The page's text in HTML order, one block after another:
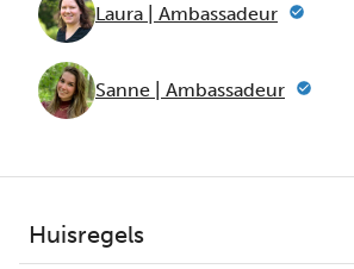
Laura | Ambassadeur
Sanne | Ambassadeur
Huisregels